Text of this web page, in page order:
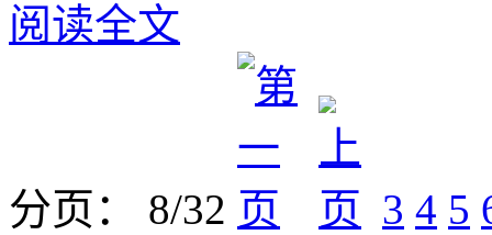
阅读全文
分页： 8/32 3 4 5